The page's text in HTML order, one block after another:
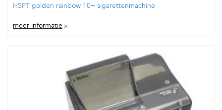
HSPT golden rainbow 10+ sigarettenmachine
meer informatie »